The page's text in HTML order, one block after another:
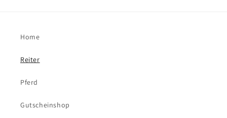
Home
Reiter
Pferd
Gutscheinshop